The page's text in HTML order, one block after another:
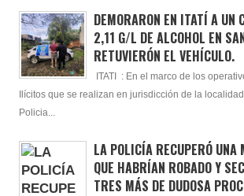
DEMORARON EN ITATÍ A UN
2,11 G/L DE ALCOHOL EN
RETUVIERÓN EL VEHÍCULO.
ITATI : En el marco de los
Ilícitos que se realizan en jurisdicción de la
Policia...
LA POLICÍA RECUPERÓ UNA
QUE HABRÍAN ROBADO Y
TRES MÁS DE DUDOSA